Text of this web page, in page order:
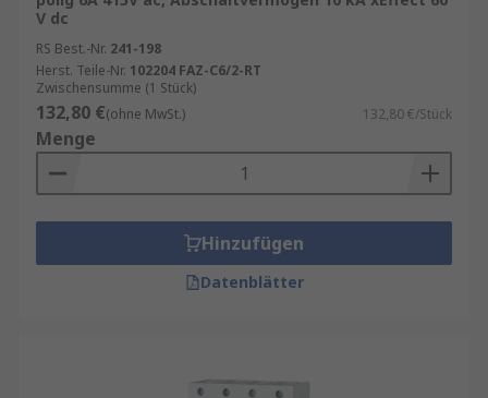
facher Nennstrom)
Typ D : für schwere Industrieanwendungen
mit hohen Einschaltströmen, z. B. USV,
Schweißgeräte, große Motoren (10–20-
facher Nennstrom)
V dc
RS Best.-Nr. 241-198
Herst. Teile-Nr. 102204 FAZ-C6/2-RT
Zwischensumme (1 Stück)
132,80 €(ohne MwSt.) 132,80 €/Stück
Menge
Hinzufügen
Datenblätter